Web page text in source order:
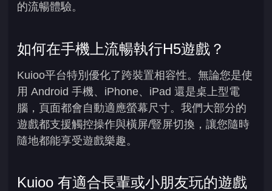
的流暢體驗。
如何在手機上流暢執行H5遊戲？
Kuioo平台特別優化了跨裝置相容性。無論您是使
用 Android 手機、iPhone、iPad 還是桌上型電
腦，頁面都會自動適應螢幕尺寸。我們大部分的
遊戲都支援觸控操作與橫屏/豎屏切換，讓您隨時
隨地都能享受遊戲樂趣。
Kuioo 有適合長輩或小朋友玩的遊戲